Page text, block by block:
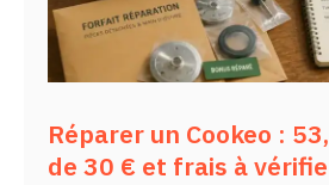
Réparer un Cookeo :
de 30 € et frais à